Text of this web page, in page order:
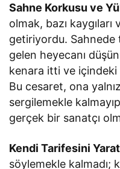
Sahne Korkusu ve
olmak, bazı
getiriyordu. Sahnede
gelen heyecanı
kenara itti ve içindeki
Bu cesaret, ona
sergilemekle
gerçek bir sanatçı
Kendi Tarifesini
söylemekle kalmadı;